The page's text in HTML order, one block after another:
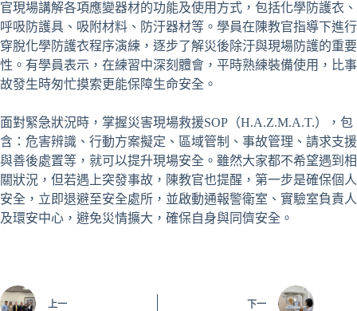
官現場講解各項應變器材的功能及使用方式，包括化學防護衣、
呼吸防護具、吸附材料、防汙器材等。學員在陳教官指導下進行
穿脫化學防護衣程序演練，逐步了解災後除汙與現場防護的重要
性。有學員表示，在練習中深刻體會，平時熟練裝備使用，比事
故發生時匆忙摸索更能保障生命安全。
面對緊急狀況時，掌握災害現場救援SOP（H.A.Z.M.A.T.），包
含：危害辨識、行動方案擬定、區域管制、事故管理、請求支援
與善後處置等，就可以提升現場安全。雖然大家都不希望遇到相
關狀況，但若遇上突發事故，陳教官也提醒，第一步是確保個人
安全，立即退避至安全處所，並啟動通報警衛室、實驗室負責人
及環安中心，避免災情擴大，確保自身與同儕安全。
上一 下一